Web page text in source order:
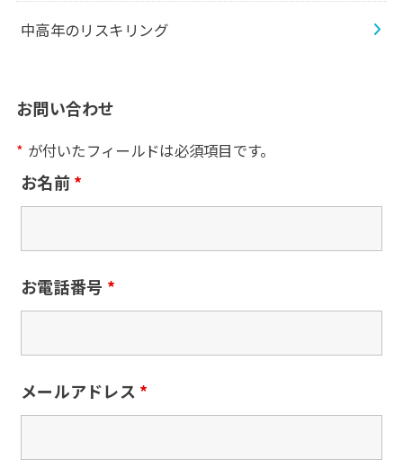
中高年のリスキリング
お問い合わせ
* が付いたフィールドは必須項目です。
お名前*
お電話番号 *
メールアドレス *